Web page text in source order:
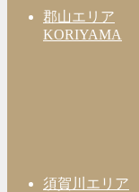
郡山エリア
KORIYAMA
須賀川エリア